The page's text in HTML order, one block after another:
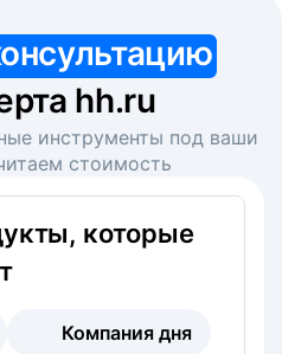
hh.ru
инструменты под ваши
стоимость
которые
Компания дня